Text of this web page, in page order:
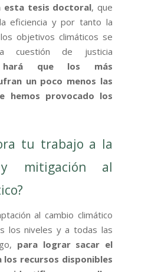
esta tesis doctoral, que
eficiencia y por tanto la
objetivos climáticos se
cuestión de justicia
que los más
un poco menos las
hemos provocado los
tu trabajo a la
y mitigación al
al cambio climático
los niveles y a todas las
para lograr sacar el
recursos disponibles